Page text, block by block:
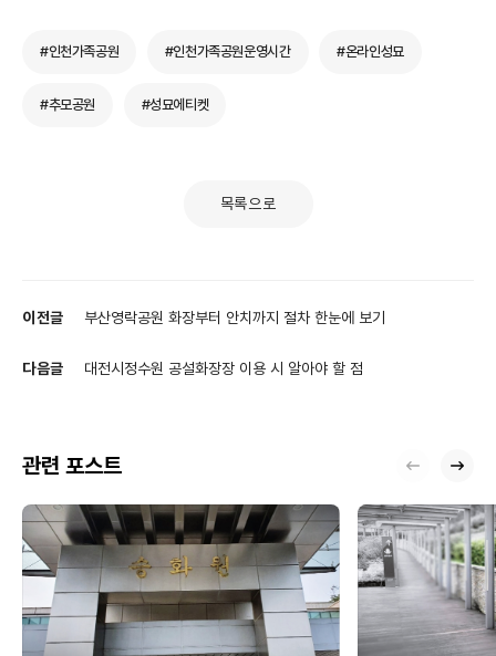
#인천가족공원 #인천가족공원운영시간 #온라인성묘
#추모공원 #성묘에티켓
목록으로
이전글 부산영락공원 화장부터 안치까지 절차 한눈에 보기
다음글 대전시정수원 공설화장장 이용 시 알아야 할 점
관련 포스트